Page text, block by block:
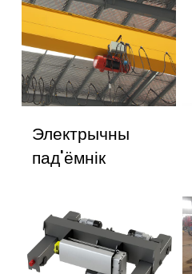
Электрычны
пад'ёмнік